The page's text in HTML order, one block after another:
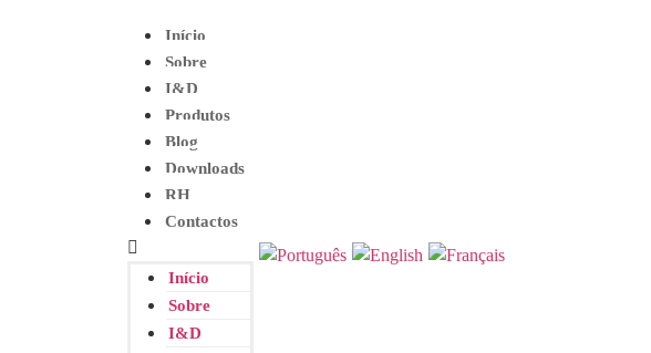
Início
Sobre
I&D
Produtos
Blog
Downloads
RH
Contactos
Início
Sobre
I&D